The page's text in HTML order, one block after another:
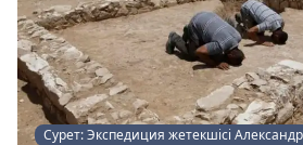
Сурет: Экспедиция жетекшісі